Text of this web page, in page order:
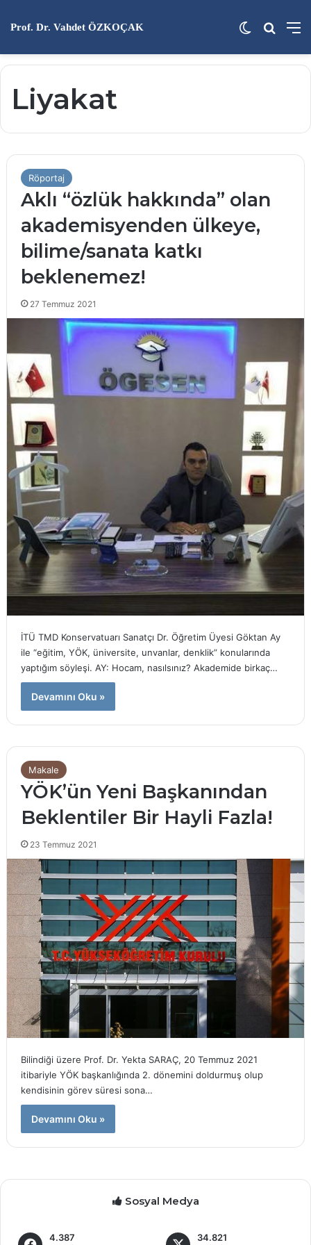
Prof. Dr. Vahdet ÖZKOÇAK Dış
Liyakat
Röportaj
Aklı “özlük hakkında” olan
akademisyenden ülkeye,
bilime/sanata katkı
beklenemez!
27 Temmuz 2021
İTÜ TMD Konservatuarı Sanatçı Dr. Öğretim Üyesi Göktan Ay
ile “eğitim, YÖK, üniversite, unvanlar, denklik” konularında
yaptığım söyleşi. AY: Hocam, nasılsınız? Akademide birkaç…
Devamını Oku »
Makale
YÖK’ün Yeni Başkanından
Beklentiler Bir Hayli Fazla!
23 Temmuz 2021
Bilindiği üzere Prof. Dr. Yekta SARAÇ, 20 Temmuz 2021
itibariyle YÖK başkanlığında 2. dönemini doldurmuş olup
kendisinin görev süresi sona…
Devamını Oku »
Sosyal Medya
4.387 34.821